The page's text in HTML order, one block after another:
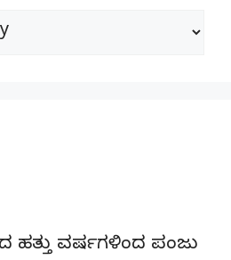
ಹತ್ತು ವರ್ಷಗಳಿಂದ ಪಂಜು